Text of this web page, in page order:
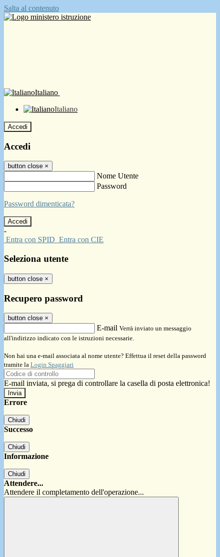
Salta al contenuto
Italiano
Italiano
Accedi
Accedi
button close ×
Nome Utente
Password
Password dimenticata?
-
Entra con SPID Entra con CIE
Seleziona utente
button close ×
Recupero password
button close ×
E-mail Verrà inviato un messaggio
all'indirizzo indicato con le istruzioni necessarie.
Non hai una e-mail associata al nome utente? Effettua il reset della password
tramite la Login Spaggiari
E-mail inviata, si prega di controllare la casella di posta elettronica!
Errore
Chiudi
Successo
Chiudi
Informazione
Chiudi
Attendere...
Attendere il completamento dell'operazione...